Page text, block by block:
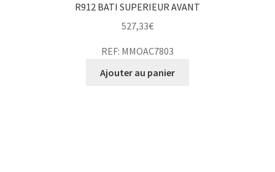
R912 BATI SUPERIEUR AVANT
527,33€
REF: MMOAC7803
Ajouter au panier